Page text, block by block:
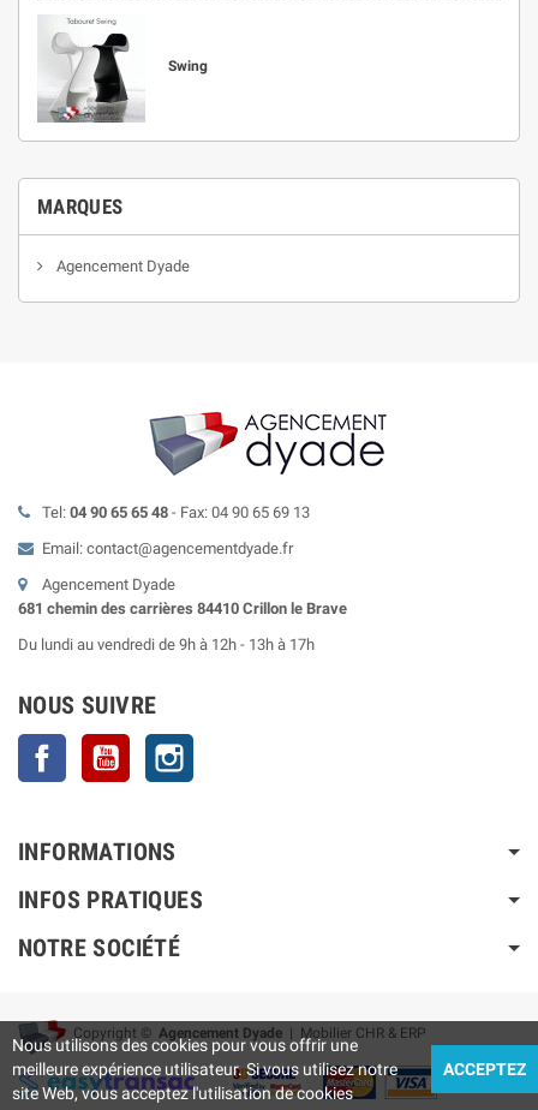
Swing
MARQUES
Agencement Dyade
Tel: 04 90 65 65 48 - Fax: 04 90 65 69 13
Email: contact@agencementdyade.fr
Agencement Dyade
681 chemin des carrières 84410 Crillon le Brave
Du lundi au vendredi de 9h à 12h - 13h à 17h
NOUS SUIVRE
Facebook YouTube
INFORMATIONS
INFOS PRATIQUES
NOTRE SOCIÉTÉ
Copyright © Agencement Dyade | Mobilier CHR & ERP
Nous utilisons des cookies pour vous offrir une
meilleure expérience utilisateur. Si vous utilisez notre
site Web, vous acceptez l'utilisation de cookies
ACCEPTEZ